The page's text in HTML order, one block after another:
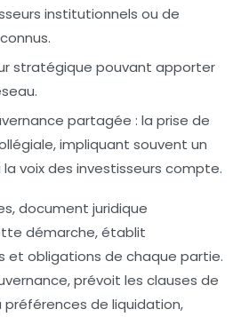
institutionnels ou de
stratégique pouvant apporter
partagée : la prise de
impliquant souvent un
voix des investisseurs compte.
document juridique
démarche, établit
et obligations de chaque partie.
prévoit les clauses de
de liquidation,